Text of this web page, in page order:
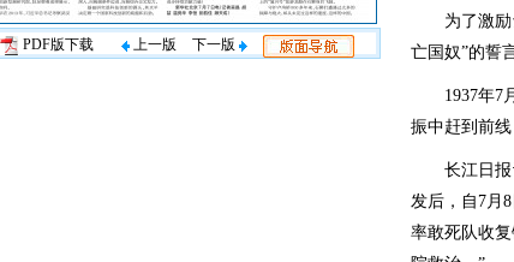
PDF版下载 上一版 下一版
为了激
亡国奴”的誓言
1937年7
振中赶到前
长江日
发后，自7月
率敢死队收